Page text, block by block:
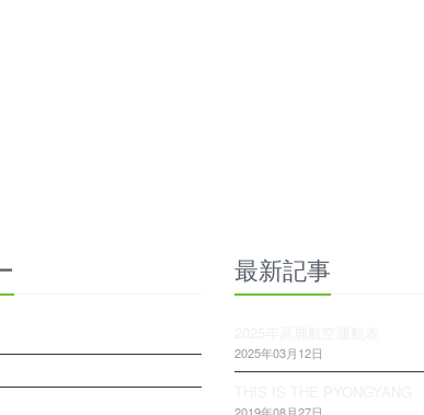
最新記事
2025年03月12日
2019年08月27日